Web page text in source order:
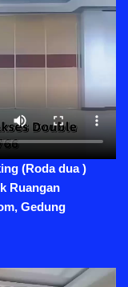
(Roda dua )
Ruangan
Gedung